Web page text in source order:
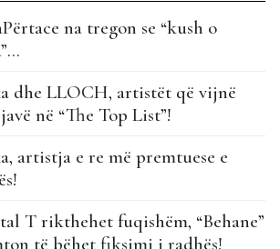
na tregon se “kush o
dhe LLOCH, artistët që vijnë
në “The Top List”!
artistja e re më premtuese e
T rikthehet fuqishëm, “Behane”
të bëhet fiksimi i radhës!